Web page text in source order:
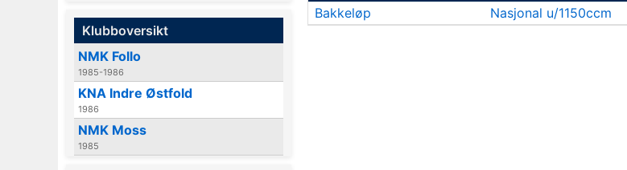
Klubboversikt
NMK Follo
1985-1986
KNA Indre Østfold
1986
NMK Moss
1985
Bakkeløp
Nasjonal u/1150ccm